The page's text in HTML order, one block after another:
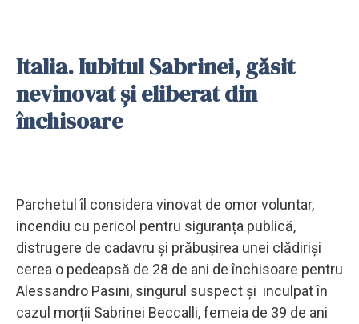
Italia. Iubitul Sabrinei, găsit
nevinovat și eliberat din
închisoare
Parchetul îl considera vinovat de omor voluntar,
incendiu cu pericol pentru siguranța publică,
distrugere de cadavru și prăbușirea unei clădiriși
cerea o pedeapsă de 28 de ani de închisoare pentru
Alessandro Pasini, singurul suspect și inculpat în
cazul morții Sabrinei Beccalli, femeia de 39 de ani